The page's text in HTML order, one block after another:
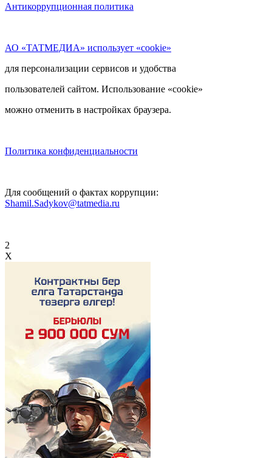
Антикоррупционная политика
АО «ТАТМЕДИА» использует «cookie»
для персонализации сервисов и удобства
пользователей сайтом. Использование «cookie»
можно отменить в настройках браузера.
Политика конфиденциальности
Для сообщений о фактах коррупции:
Shamil.Sadykov@tatmedia.ru
2
X